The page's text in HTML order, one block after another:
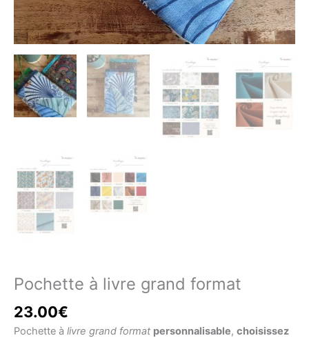
Pochette à livre grand format
23.00€
Pochette à livre grand format personnalisable, choisissez